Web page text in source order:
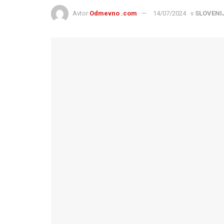
Avtor Odmevno .com 14/07/2024 v